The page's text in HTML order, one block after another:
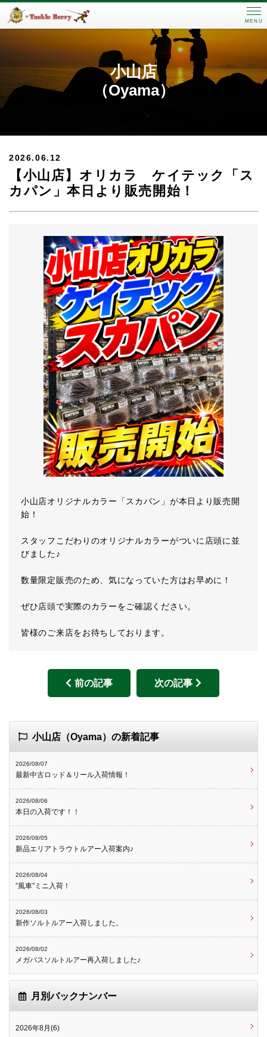
MENU
小山店
（Oyama）
2026.06.12
【小山店】オリカラ ケイテック「ス
カパン」本日より販売開始！
小山店オリジナルカラー「スカパン」が本日より販売開
始！
スタッフこだわりのオリジナルカラーがついに店頭に並
びました♪
数量限定販売のため、気になっていた方はお早めに！
ぜひ店頭で実際のカラーをご確認ください。
皆様のご来店をお待ちしております。
前の記事 次の記事
小山店（Oyama）の新着記事
2026/08/07
最新中古ロッド＆リール入荷情報！
2026/08/06
本日の入荷です！！
2026/08/05
新品エリアトラウトルアー入荷案内♪
2026/08/04
”風車”ミニ入荷！
2026/08/03
新作ソルトルアー入荷しました。
2026/08/02
メガバスソルトルアー再入荷しました♪
月別バックナンバー
2026年8月(6)